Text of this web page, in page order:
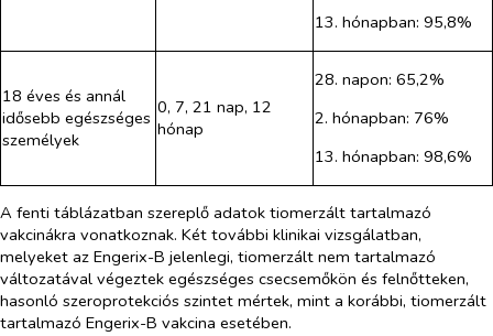
13. hónapban: 95,8%
18 éves és annál
idősebb egészséges
személyek
0, 7, 21 nap, 12
hónap
28. napon: 65,2%
2. hónapban: 76%
13. hónapban: 98,6%
A fenti táblázatban szereplő adatok tiomerzált tartalmazó
vakcinákra vonatkoznak. Két további klinikai vizsgálatban,
melyeket az Engerix-B jelenlegi, tiomerzált nem tartalmazó
változatával végeztek egészséges csecsemőkön és felnőtteken,
hasonló szeroprotekciós szintet mértek, mint a korábbi, tiomerzált
tartalmazó Engerix-B vakcina esetében.